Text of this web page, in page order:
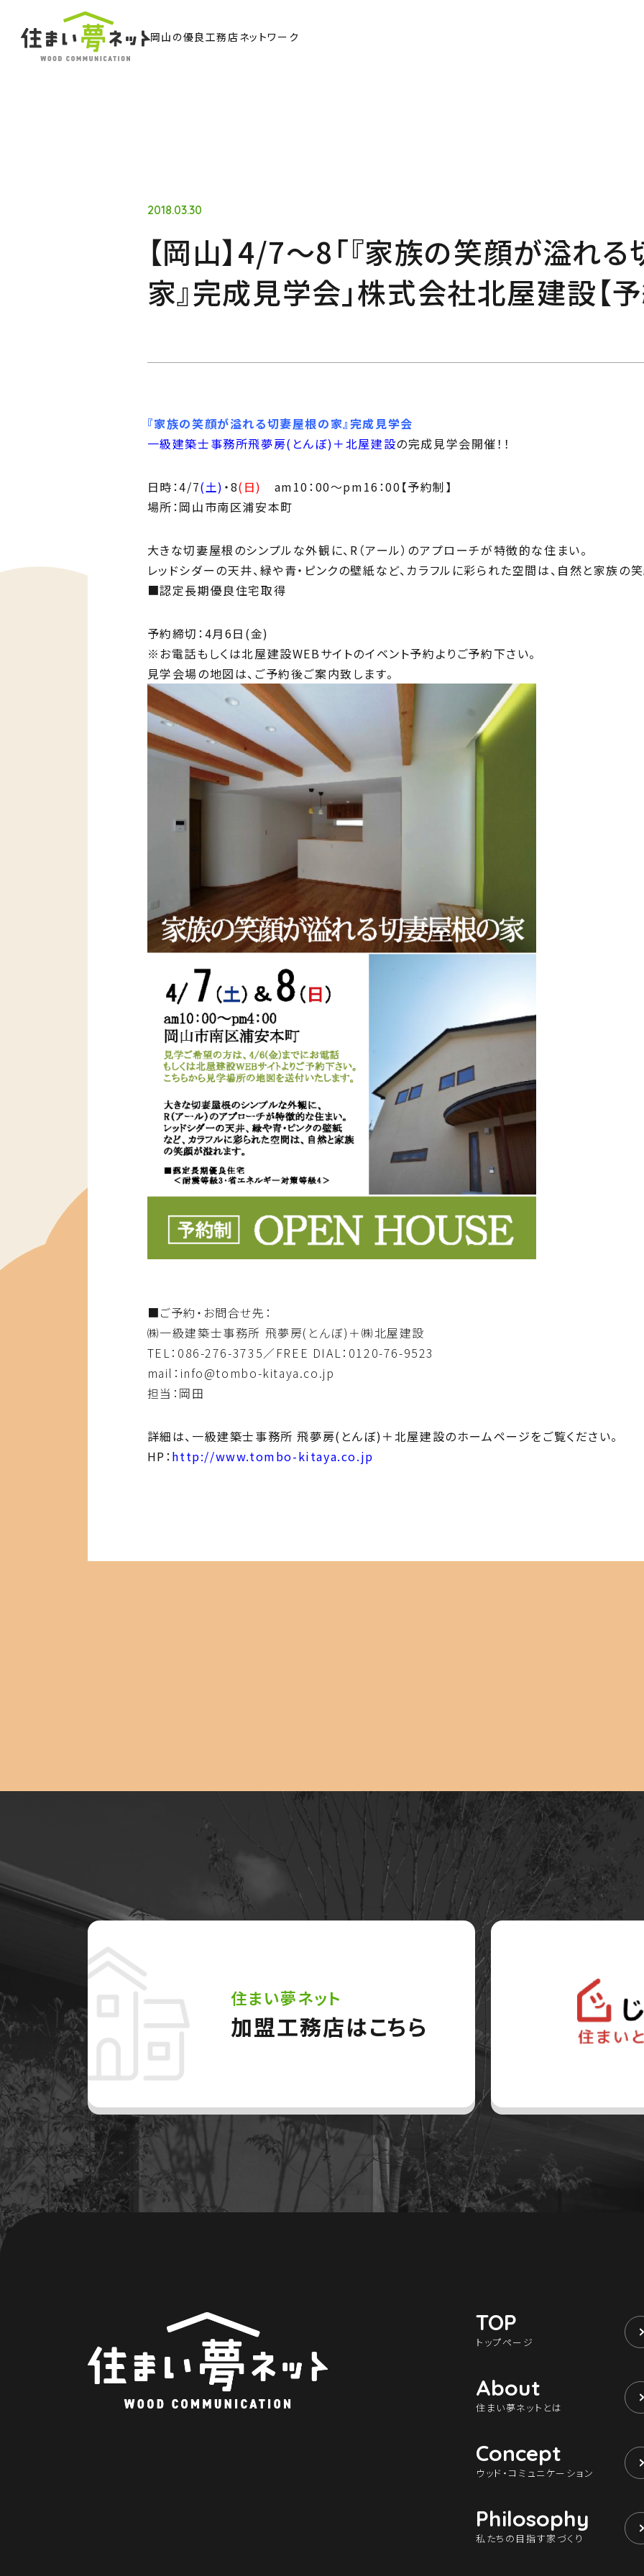
岡山の優良工務店ネットワーク
Concept
ウッド・コミュ二ケーション
住まい夢ネット加盟工務店
家のメ
2018.03.30
【岡山】4/7～8「『家族の笑顔が溢れ
家』完成見学会」株式会社北屋建設【
『家族の笑顔が溢れる切妻屋根の家』完成見学会
一級建築士事務所飛夢房(とんぼ)＋北屋建設の完成見学会開催！！
日時：4/7(土) ・8(日)
am10：00～pm16：00【予約制】
場所：岡山市南区浦安本町
大きな切妻屋根のシンプルな外観に、R（アール）のアプローチが特徴的な住まい。
レッドシダーの天井、緑や青・ピンクの壁紙など、カラフルに彩られた空間は、自然と家族の
■認定長期優良住宅取得
予約締切：4月6日(金)
※お電話もしくは北屋建設WEBサイトのイベント予約よりご予約下さい。
見学会場の地図は、ご予約後ご案内致します。
■ご予約・お問合せ先：
㈱一級建築士事務所 飛夢房(とんぼ)＋㈱北屋建設
TEL：086-276-3735／FREE DIAL：0120-76-9523
mail：info@tombo-kitaya.co.jp
担当：岡田
詳細は、一級建築士事務所 飛夢房(とんぼ)＋北屋建設のホームページをご覧ください。
HP：http://www.tombo-kitaya.co.jp
住まい夢ネット
加盟工務店はこちら
TOP
トップページ
About
住まい夢ネットとは
Concept
ウッド・コミュニケーション
Philosophy
私たちの目指す家づくり